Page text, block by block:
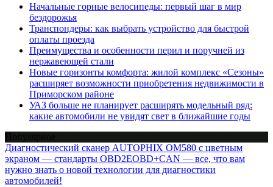
Начальные горные велосипеды: первый шаг в мир
бездорожья
Транспондеры: как выбрать устройство для быстрой
оплаты проезда
Преимущества и особенности перил и поручней из
нержавеющей стали
Новые горизонты комфорта: жилой комплекс «Сезоны»
расширяет возможности приобретения недвижимости в
Приморском районе
УАЗ больше не планирует расширять модельный ряд:
какие автомобили не увидят свет в ближайшие годы
Диагностический сканер AUTOPHIX OM580 с цветным
экраном — стандарты OBD2EOBD+CAN — все, что вам
нужно знать о новой технологии для диагностики
автомобилей!